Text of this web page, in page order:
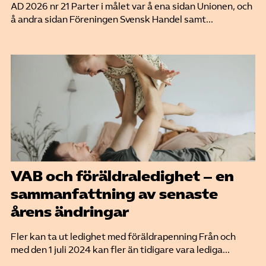
AD 2026 nr 21 Parter i målet var å ena sidan Unionen, och
å andra sidan Föreningen Svensk Handel samt...
VAB och föräldraledighet – en
sammanfattning av senaste
årens ändringar
Fler kan ta ut ledighet med föräldrapenning Från och
med den 1 juli 2024 kan fler än tidigare vara lediga...